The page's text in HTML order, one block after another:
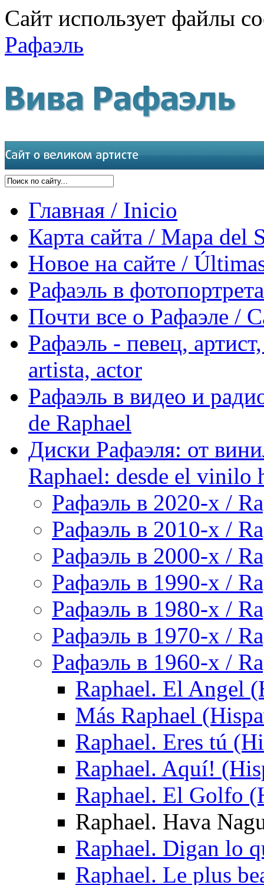
Сайт использует файлы
Рафаэль
Главная / Inicio
Карта сайта / Mapa del
Новое на сайте /
Рафаэль в
Почти все о Рафаэле /
Рафаэль - певец,
artista, actor
Рафаэль в видео и
de Raphael
Диски Рафаэля: от
Raphael: desde el vinilo
Рафаэль в 2020-х /
Рафаэль в 2010-х /
Рафаэль в 2000-х /
Рафаэль в 1990-х /
Рафаэль в 1980-х /
Рафаэль в 1970-х /
Рафаэль в 1960-х /
Raphael. El Angel
Más Raphael
Raphael. Eres tú
Raphael. Aquí!
Raphael. El Golfo
Raphael. Hava
Raphael. Digan lo
Raphael. Le plus